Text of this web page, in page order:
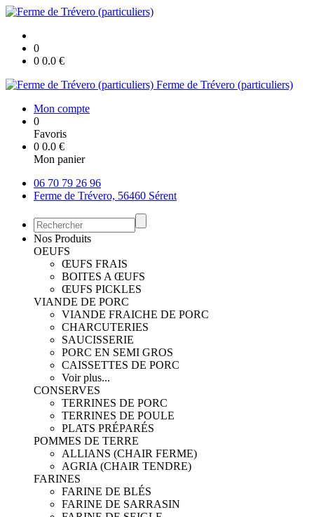
0
0 0.0 €
Ferme de Trévero (particuliers)
Mon compte
0
Favoris
0 0.0 €
Mon panier
06 70 79 26 96
Ferme de Trévero, 56460 Sérent
Nos Produits
OEUFS
ŒUFS FRAIS
BOITES A ŒUFS
ŒUFS PICKLES
VIANDE DE PORC
VIANDE FRAICHE DE PORC
CHARCUTERIES
SAUCISSERIE
PORC EN SEMI GROS
CAISSETTES DE PORC
Voir plus...
CONSERVES
TERRINES DE PORC
TERRINES DE POULE
PLATS PRÉPARÉS
POMMES DE TERRE
ALLIANS (CHAIR FERME)
AGRIA (CHAIR TENDRE)
FARINES
FARINE DE BLÉS
FARINE DE SARRASIN